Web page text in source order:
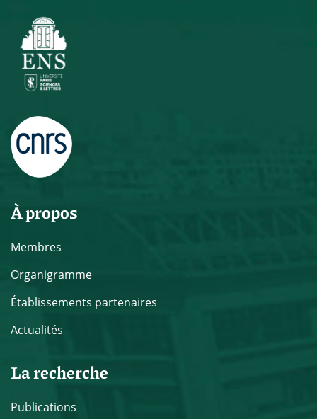
À propos
Membres
Organigramme
Établissements partenaires
Actualités
La recherche
Publications